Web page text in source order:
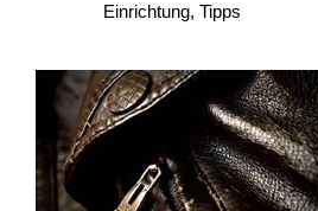
Einrichtung, Tipps